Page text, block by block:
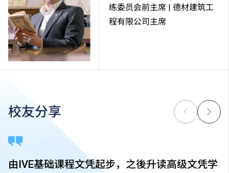
练委员会前主席 | 德材建筑工
程有限公司主席
校友分享
由IVE基础课程文凭起步，之後升读高级文凭学